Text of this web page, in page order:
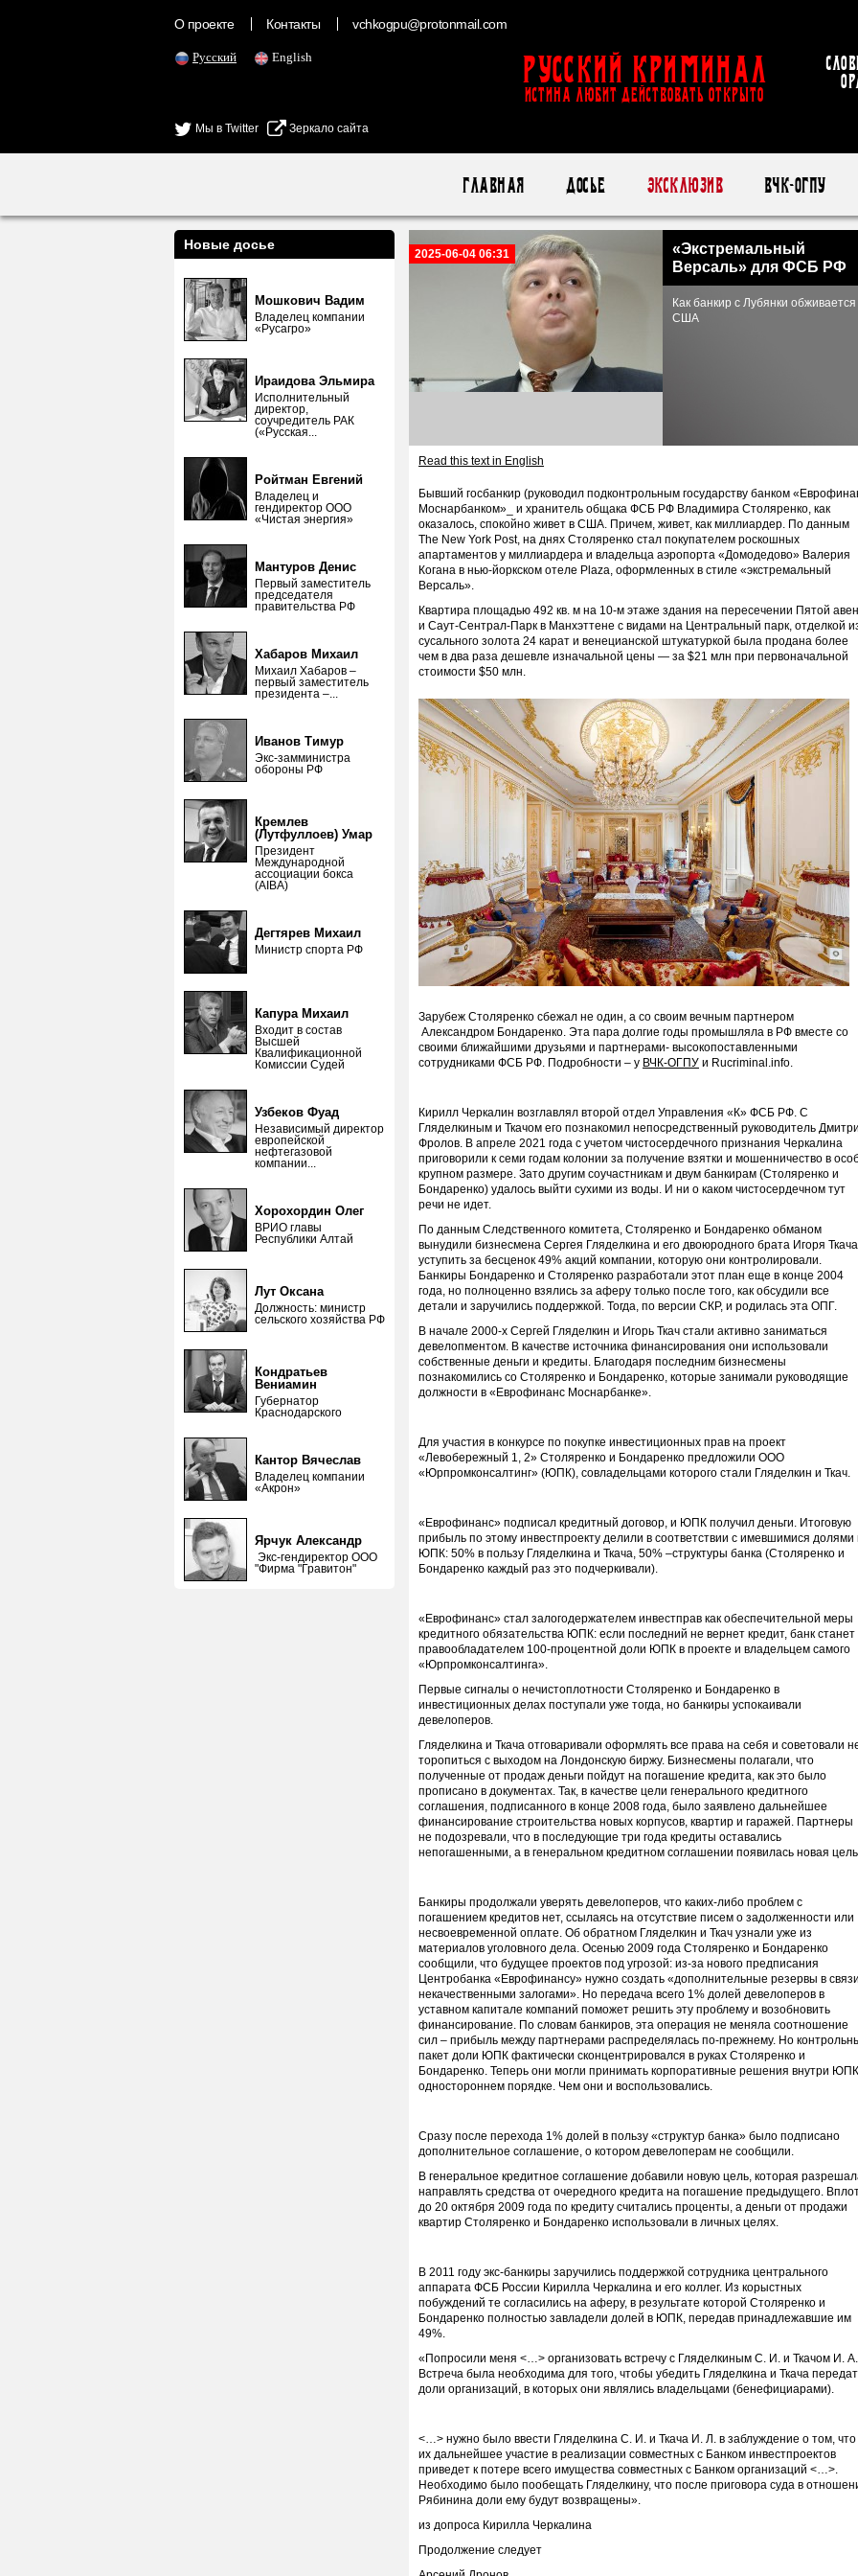
О проекте Контакты vchkogpu@protonmail.com
Русский English
Мы в Twitter Зеркало сайта
Русский Криминал
ИСТИНА ЛЮБИТ ДЕЙСТВОВАТЬ ОТКРЫТО
Главная Досье Эксклюзив ВЧК-ОГПУ
Новые досье
Мошкович Вадим
Владелец компании
«Русагро»
Ираидова Эльмира
Исполнительный
директор,
соучредитель РАК
(«Русская...
Ройтман Евгений
Владелец и
гендиректор ООО
«Чистая энергия»
Мантуров Денис
Первый заместитель
председателя
правительства РФ
Хабаров Михаил
Михаил Хабаров –
первый заместитель
президента –...
Иванов Тимур
Экс-замминистра
обороны РФ
Кремлев
(Лутфуллоев) Умар
Президент
Международной
ассоциации бокса
(AIBA)
Дегтярев Михаил
Министр спорта РФ
Капура Михаил
Входит в состав
Высшей
Квалификационной
Комиссии Судей
Узбеков Фуад
Независимый директор
европейской
нефтегазовой
компании...
Хорохордин Олег
ВРИО главы
Республики Алтай
Лут Оксана
Должность: министр
сельского хозяйства РФ
Кондратьев
Вениамин
Губернатор
Краснодарского
Кантор Вячеслав
Владелец компании
«Акрон»
Ярчук Александр
Экс-гендиректор ООО
"Фирма "Гравитон"
2025-06-04 06:31
«Экстремальный
Версаль» для ФСБ РФ
Как банкир с Лубянки обживается
США
Read this text in English
Бывший госбанкир (руководил подконтрольным государству банком
Моснарбанком»_ и хранитель общака ФСБ РФ Владимира Столяренко, как
оказалось, спокойно живет в США. Причем, живет, как миллиардер. По данным
The New York Post, на днях Столяренко стал покупателем роскошных
апартаментов у миллиардера и владельца аэропорта «Домодедово» Валерия
Когана в нью-йоркском отеле Plaza, оформленных в стиле «экстремальный
Версаль».
Квартира площадью 492 кв. м на 10-м этаже здания на пересечении Пятой
и Саут-Сентрал-Парк в Манхэттене с видами на Центральный парк, отделкой
сусального золота 24 карат и венецианской штукатуркой была продана более
чем в два раза дешевле изначальной цены — за $21 млн при первоначальной
стоимости $50 млн.
Зарубеж Столяренко сбежал не один, а со своим вечным партнером
Александром Бондаренко. Эта пара долгие годы промышляла в РФ вместе со
своими ближайшими друзьями и партнерами- высокопоставленными
сотрудниками ФСБ РФ. Подробности – у ВЧК-ОГПУ и Rucriminal.info.
Кирилл Черкалин возглавлял второй отдел Управления «К» ФСБ РФ. С
Гляделкиным и Ткачом его познакомил непосредственный руководитель
Фролов. В апреле 2021 года с учетом чистосердечного признания Черкалина
приговорили к семи годам колонии за получение взятки и мошенничество в
крупном размере. Зато другим соучастникам и двум банкирам (Столяренко и
Бондаренко) удалось выйти сухими из воды. И ни о каком чистосердечном тут
речи не идет.
По данным Следственного комитета, Столяренко и Бондаренко обманом
вынудили бизнесмена Сергея Гляделкина и его двоюродного брата Игоря Ткача
уступить за бесценок 49% акций компании, которую они контролировали.
Банкиры Бондаренко и Столяренко разработали этот план еще в конце 2004
года, но полноценно взялись за аферу только после того, как обсудили все
детали и заручились поддержкой. Тогда, по версии СКР, и родилась эта ОПГ.
В начале 2000-х Сергей Гляделкин и Игорь Ткач стали активно заниматься
девелопментом. В качестве источника финансирования они использовали
собственные деньги и кредиты. Благодаря последним бизнесмены
познакомились со Столяренко и Бондаренко, которые занимали руководящие
должности в «Еврофинанс Моснарбанке».
Для участия в конкурсе по покупке инвестиционных прав на проект
«Левобережный 1, 2» Столяренко и Бондаренко предложили ООО
«Юрпромконсалтинг» (ЮПК), совладельцами которого стали Гляделкин и Ткач.
«Еврофинанс» подписал кредитный договор, и ЮПК получил деньги. Итоговую
прибыль по этому инвестпроекту делили в соответствии с имевшимися долями
ЮПК: 50% в пользу Гляделкина и Ткача, 50% –структуры банка (Столяренко и
Бондаренко каждый раз это подчеркивали).
«Еврофинанс» стал залогодержателем инвестправ как обеспечительной меры
кредитного обязательства ЮПК: если последний не вернет кредит, банк станет
правообладателем 100-процентной доли ЮПК в проекте и владельцем самого
«Юрпромконсалтинга».
Первые сигналы о нечистоплотности Столяренко и Бондаренко в
инвестиционных делах поступали уже тогда, но банкиры успокаивали
девелоперов.
Гляделкина и Ткача отговаривали оформлять все права на себя и советовали
торопиться с выходом на Лондонскую биржу. Бизнесмены полагали, что
полученные от продаж деньги пойдут на погашение кредита, как это было
прописано в документах. Так, в качестве цели генерального кредитного
соглашения, подписанного в конце 2008 года, было заявлено дальнейшее
финансирование строительства новых корпусов, квартир и гаражей. Партнеры
не подозревали, что в последующие три года кредиты оставались
непогашенными, а в генеральном кредитном соглашении появилась новая
Банкиры продолжали уверять девелоперов, что каких-либо проблем с
погашением кредитов нет, ссылаясь на отсутствие писем о задолженности или
несвоевременной оплате. Об обратном Гляделкин и Ткач узнали уже из
материалов уголовного дела. Осенью 2009 года Столяренко и Бондаренко
сообщили, что будущее проектов под угрозой: из-за нового предписания
Центробанка «Еврофинансу» нужно создать «дополнительные резервы в
некачественными залогами». Но передача всего 1% долей девелоперов в
уставном капитале компаний поможет решить эту проблему и возобновить
финансирование. По словам банкиров, эта операция не меняла соотношение
сил – прибыль между партнерами распределялась по-прежнему. Но
пакет доли ЮПК фактически сконцентрировался в руках Столяренко и
Бондаренко. Теперь они могли принимать корпоративные решения внутри
одностороннем порядке. Чем они и воспользовались.
Сразу после перехода 1% долей в пользу «структур банка» было подписано
дополнительное соглашение, о котором девелоперам не сообщили.
В генеральное кредитное соглашение добавили новую цель, которая
направлять средства от очередного кредита на погашение предыдущего.
до 20 октября 2009 года по кредиту считались проценты, а деньги от продажи
квартир Столяренко и Бондаренко использовали в личных целях.
В 2011 году экс-банкиры заручились поддержкой сотрудника центрального
аппарата ФСБ России Кирилла Черкалина и его коллег. Из корыстных
побуждений те согласились на аферу, в результате которой Столяренко и
Бондаренко полностью завладели долей в ЮПК, передав принадлежавшие им
49%.
«Попросили меня <…> организовать встречу с Гляделкиным С. И. и Ткачом И. А.
Встреча была необходима для того, чтобы убедить Гляделкина и Ткача
доли организаций, в которых они являлись владельцами (бенефициарами).
<…> нужно было ввести Гляделкина С. И. и Ткача И. Л. в заблуждение о том, что
их дальнейшее участие в реализации совместных с Банком инвестпроектов
приведет к потере всего имущества совместных с Банком организаций <…>.
Необходимо было пообещать Гляделкину, что после приговора суда в
Рябинина доли ему будут возвращены».
из допроса Кирилла Черкалина
Продолжение следует